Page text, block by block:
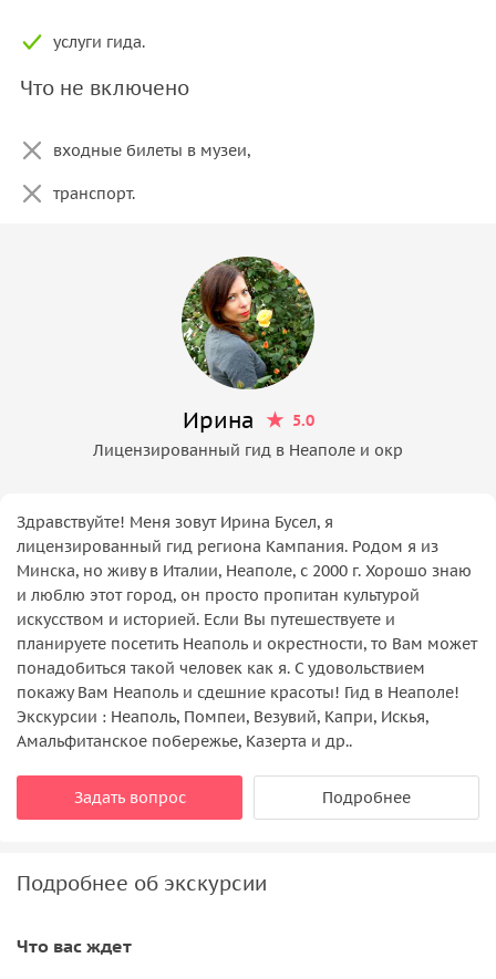
услуги гида.
Что не включено
входные билеты в музеи,
транспорт.
Ирина
5.0
Лицензированный гид в Неаполе и окр
Здравствуйте! Меня зовут Ирина Бусел, я
лицензированный гид региона Кампания. Родом я из
Минска, но живу в Италии, Неаполе, c 2000 г. Хорошо знаю
и люблю этот город, он просто пропитан культурой
искусством и историей. Если Вы путешествуете и
планируете посетить Неаполь и окрестности, то Вам может
понадобиться такой человек как я. С удовольствием
покажу Вам Неаполь и cдешние красоты! Гид в Неаполе!
Экскурсии : Неаполь, Помпеи, Везувий, Капри, Искья,
Амальфитанское побережье, Казерта и др..
Задать вопрос Подробнее
Подробнее об экскурсии
Что вас ждет